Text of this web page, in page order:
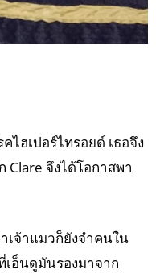
ไฮเปอร์ไทรอยด์ เธอจึง
จึงได้โอกาสพา
เจ้าแมวก็ยังจำคนใน
อ็นดูมันรองมาจาก